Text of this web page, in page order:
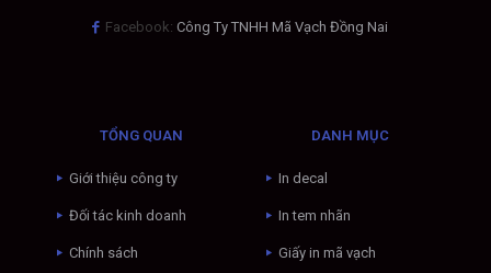
Facebook: Công Ty TNHH Mã Vạch Đồng Nai
TỔNG QUAN
Giới thiệu công ty
Đối tác kinh doanh
Chính sách
DANH MỤC
In decal
In tem nhãn
Giấy in mã vạch